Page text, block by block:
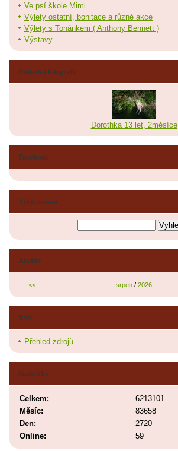
Ve psí škole Mimi
Výlety ostatní, bonitace a různé akce
Výlety s Tonánkem ( Anthony Bennett )
Výstavy
Poslední fotografie
Dorothka 13 let, 2měsíce
Facebook
Vyhledávání
Archiv
<< srpen/ 2026
RSS
Přehled zdrojů
Statistiky
Online: 59
Celkem:
6213101
Měsíc:
83658
Den:
2720